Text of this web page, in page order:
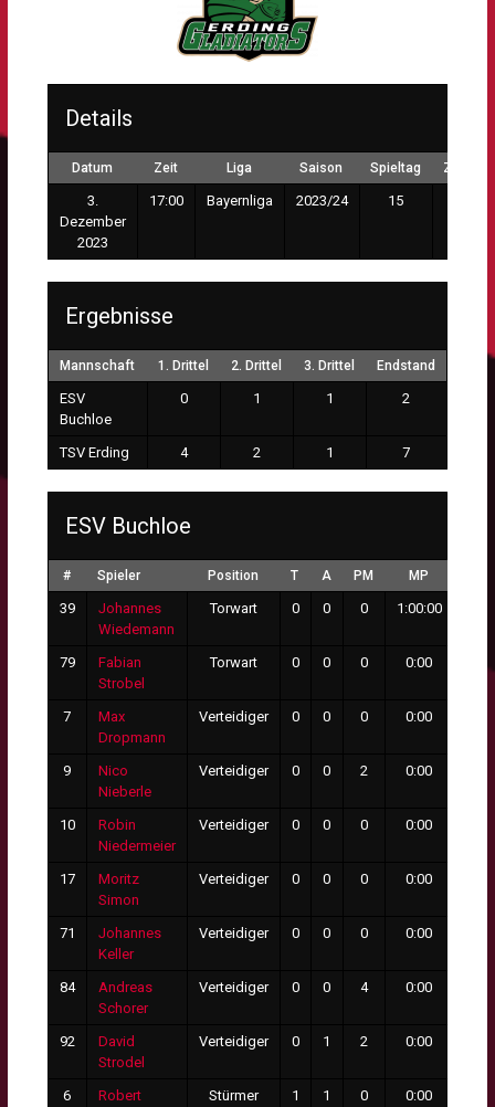
Details
Datum Zeit Liga Saison Spieltag
3.
Dezember
2023
17:00 Bayernliga 2023/24 15
Ergebnisse
Mannschaft 1. Drittel 2. Drittel 3. Drittel Endstand
ESV
Buchloe
0 1 1 2
TSV Erding 4 2 1 7
ESV Buchloe
# Spieler Position T A PM MP
39
Johannes
Wiedemann
Torwart 0 0 0 1:00:00
79
Fabian
Strobel
Torwart 0 0 0 0:00
7
Max
Dropmann
Verteidiger 0 0 0 0:00
9
Nico
Nieberle
Verteidiger 0 0 2 0:00
10
Robin
Niedermeier
Verteidiger 0 0 0 0:00
17
Moritz
Simon
Verteidiger 0 0 0 0:00
71
Johannes
Keller
Verteidiger 0 0 0 0:00
84
Andreas
Schorer
Verteidiger 0 0 4 0:00
92
David
Strodel
Verteidiger 0 1 2 0:00
6
Robert
Stürmer 1 1 0 0:00